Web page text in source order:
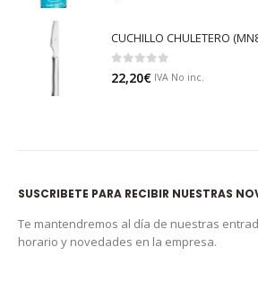
CUCHILLO CHULETERO
0out of 5
22,20€ IVA No inc.
SUSCRIBETE PARA RECIBIR NUESTRAS
Te mantendremos al día de nuestras
horario y novedades en la empresa.